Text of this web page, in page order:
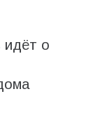
идёт о